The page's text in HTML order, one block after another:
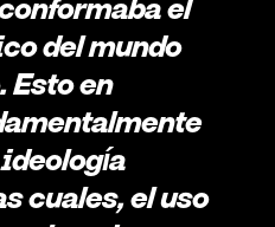
el
del mundo
Esto en
cuales, el uso